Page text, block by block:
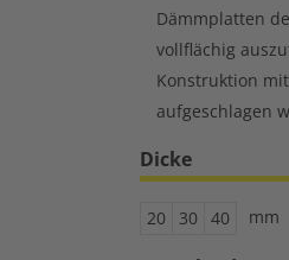
Dämmplatten
vollflächig
Konstruktion
aufgeschlagen
Dicke
20 30 40 mm